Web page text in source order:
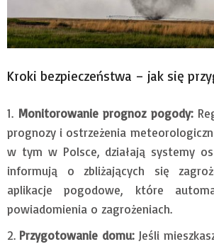
Kroki bezpieczeństwa – jak się
Monitorowanie prognoz pogody:
prognozy i ostrzeżenia
w tym w Polsce, działają systemy
informują o zbliżających się
aplikacje pogodowe, które
powiadomienia o zagrożeniach.
Przygotowanie domu:Jeśli